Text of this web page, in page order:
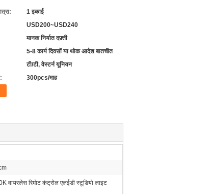
1 इकाई
USD200~USD240
मानक निर्यात दफ़्ती
5-8 कार्य दिवसों या थोक आदेश बातचीत
टी/टी, वेस्टर्न यूनियन
300pcs/माह
वायरलेस रिमोट कंट्रोल एलईडी स्टूडियो लाइट